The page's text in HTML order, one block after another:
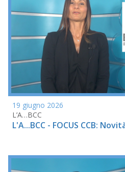
19 giugno 2026
L’A…BCC
L'A...BCC - FOCUS CCB: